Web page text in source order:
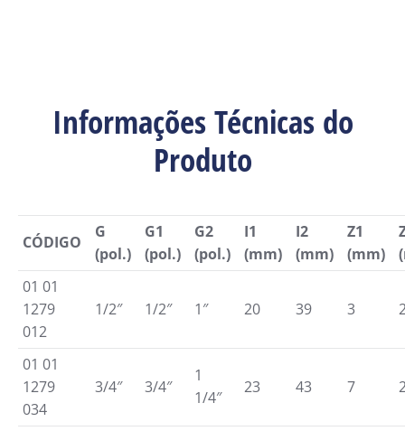
Informações Técnicas do
Produto
CÓDIGO
G
(pol.)
G1
(pol.)
G2
(pol.)
I1
(mm)
I2
(mm)
Z1
(mm)
01 01
1279
012
1/2″ 1/2″ 1″ 20 39 3
01 01
1279
034
3/4″ 3/4″
1
1/4″
23 43 7